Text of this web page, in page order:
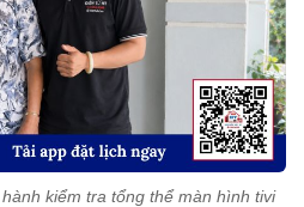
kiểm tra tổng thể màn hình tivi